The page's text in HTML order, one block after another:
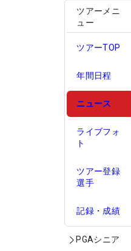
ツアーメニ
ュー
ツアーTOP
年間日程
ニュース
ライブフォ
ト
ツアー登録
選手
記録・成績
PGAシニア